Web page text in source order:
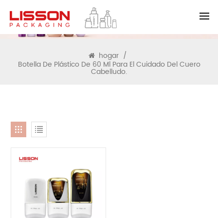
BUSCAR
hogar /
Botella De Plástico De 60 Ml Para El Cuidado Del Cuero
Cabelludo.